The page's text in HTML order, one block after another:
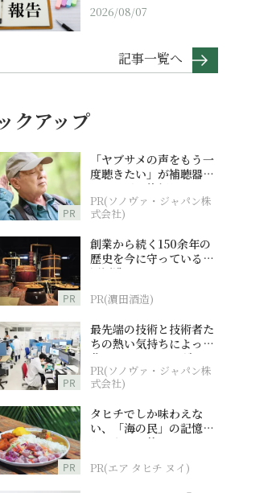
2026/08/07
記事一覧へ
クアップ
PR
「ヤブサメの声をもう一
度聴きたい」が補聴器チ
ャレンジの後押しに
PR(ソノヴァ・ジャパン株
式会社)
PR
創業から続く150余年の
歴史を今に守っている濵
田酒造
PR(濵田酒造)
PR
最先端の技術と技術者た
ちの熱い気持ちによって
作られているオーダーメ
イド補聴器
PR(ソノヴァ・ジャパン株
式会社)
PR
タヒチでしか味わえな
い、「海の民」の記憶へ
とつながる旅
PR(エア タヒチ ヌイ)